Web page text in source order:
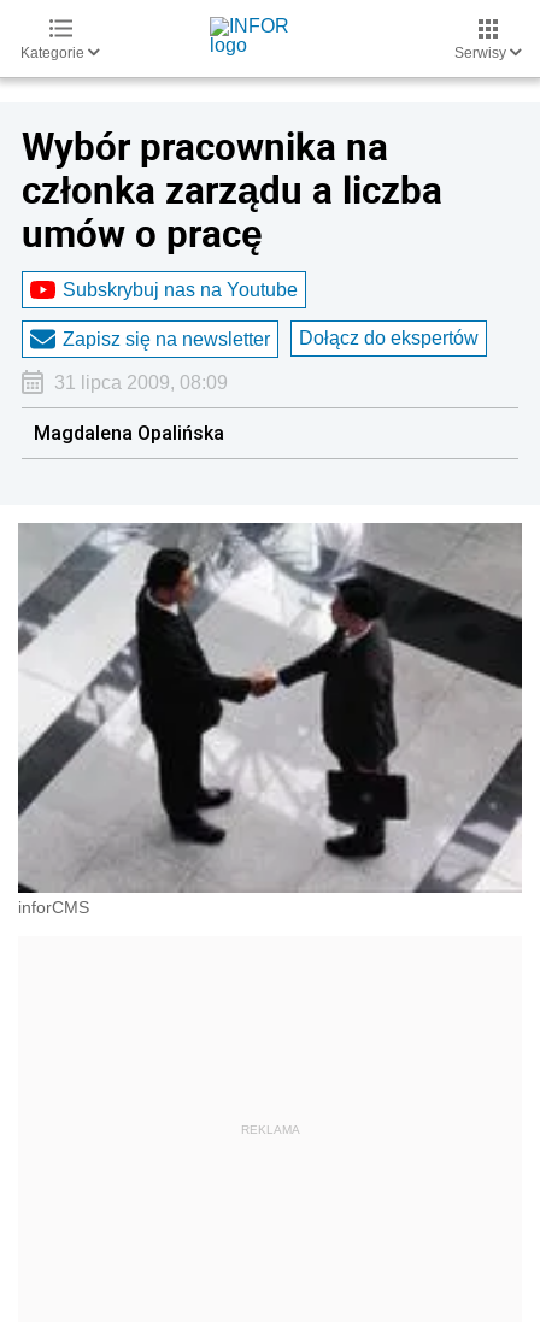
Kategorie Serwisy
Wybór pracownika na
członka zarządu a liczba
umów o pracę
Subskrybuj nas na Youtube
Zapisz się na newsletter Dołącz do ekspertów
31 lipca 2009, 08:09
Magdalena Opalińska
inforCMS